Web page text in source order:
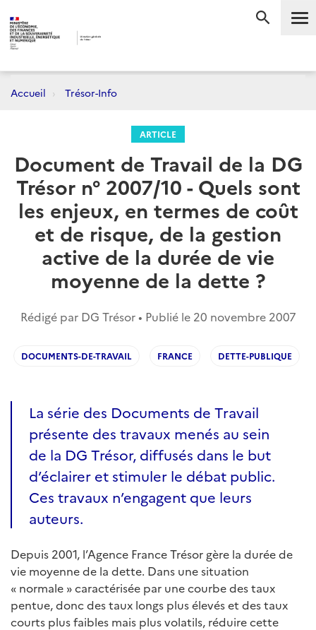
Accueil Trésor-Info
ARTICLE
Document de Travail de la DG
Trésor n° 2007/10 - Quels sont
les enjeux, en termes de coût
et de risque, de la gestion
active de la durée de vie
moyenne de la dette ?
Rédigé par DG Trésor • Publié le 20 novembre 2007
DOCUMENTS-DE-TRAVAIL FRANCE DETTE-PUBLIQUE
La série des Documents de Travail
présente des travaux menés au sein
de la DG Trésor, diffusés dans le but
d’éclairer et stimuler le débat public.
Ces travaux n’engagent que leurs
auteurs.
Depuis 2001, l’Agence France Trésor gère la durée de
vie moyenne de la dette. Dans une situation
« normale » caractérisée par une courbe des taux
pentue, donc des taux longs plus élevés et des taux
courts plus faibles mais plus volatils, réduire cette